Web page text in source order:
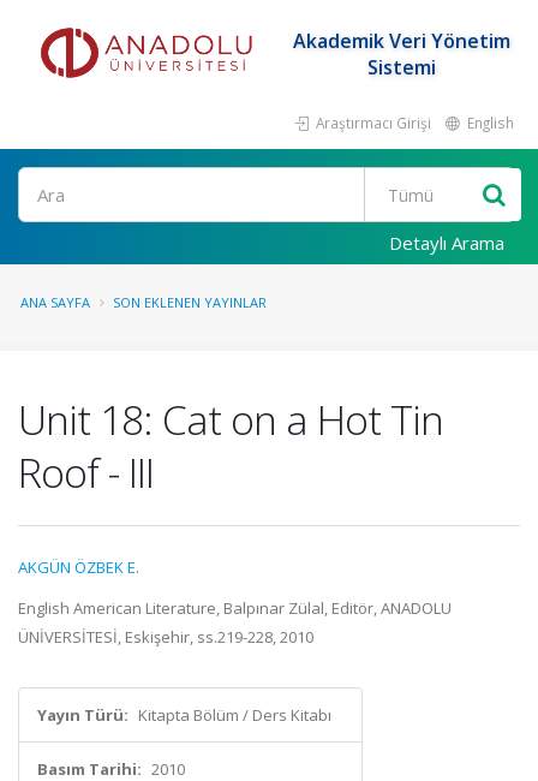
Akademik Veri Yönetim
Sistemi
Araştırmacı Girişi English
Ara
Detaylı Arama
ANA SAYFA SON EKLENEN YAYINLAR
Unit 18: Cat on a Hot Tin
Roof - III
AKGÜN ÖZBEK E.
English American Literature, Balpınar Zülal, Editör, ANADOLU
ÜNİVERSİTESİ, Eskişehir, ss.219-228, 2010
Yayın Türü: Kitapta Bölüm / Ders Kitabı
Basım Tarihi: 2010